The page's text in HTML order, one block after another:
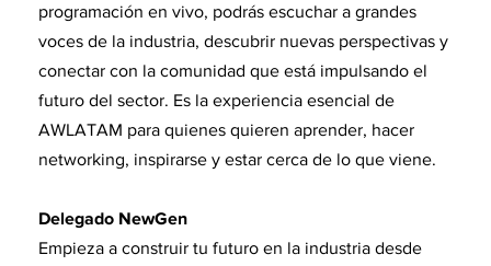
programación en vivo, podrás escuchar a grandes
voces de la industria, descubrir nuevas perspectivas y
conectar con la comunidad que está impulsando el
futuro del sector. Es la experiencia esencial de
AWLATAM para quienes quieren aprender, hacer
networking, inspirarse y estar cerca de lo que viene.
Delegado NewGen
Empieza a construir tu futuro en la industria desde